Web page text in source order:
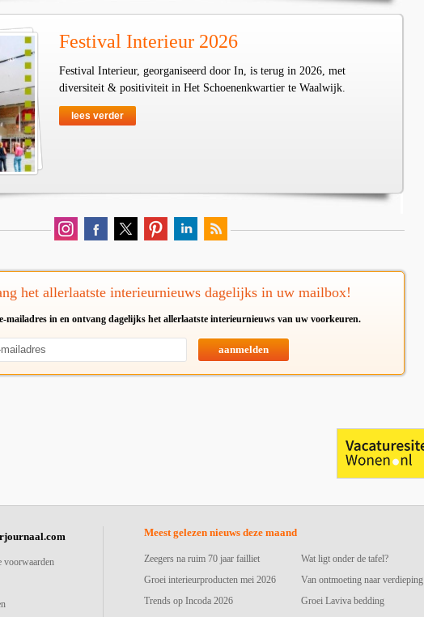
Festival Interieur 2026
Festival Interieur, georganiseerd door In, is terug in 2026, met
diversiteit & positiviteit in Het Schoenenkwartier te Waalwijk.
lees verder
het allerlaatste interieurnieuws dagelijks in uw mailbox!
mailadres in en ontvang dagelijks het allerlaatste interieurnieuws van uw voorkeuren.
aanmelden
voorwaarden
Meest gelezen nieuws deze maand
Zeegers na ruim 70 jaar failliet
Groei interieurproducten mei 2026
Trends op Incoda 2026
Wat ligt onder de tafel?
Van ontmoeting naar verdieping
Groei Laviva bedding